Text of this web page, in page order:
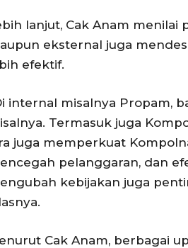
lanjut, Cak Anam
eksternal juga
efektif.
internal misalnya Propam,
Termasuk juga
juga memperkuat
pelanggaran, dan
kebijakan juga
Cak Anam, berbagai